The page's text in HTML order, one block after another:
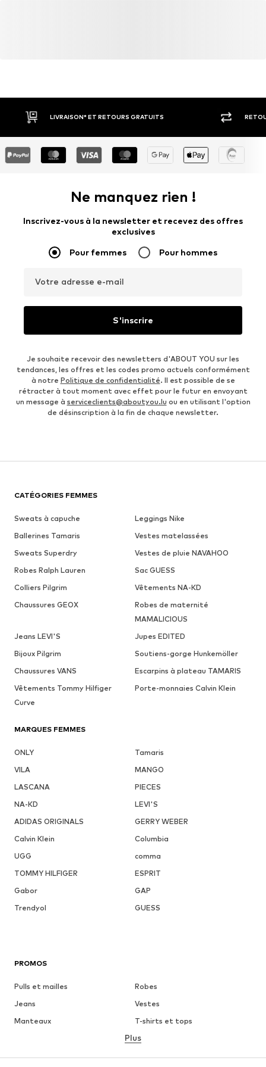
LIVRAISON* ET RETOURS GRATUITS
Ne manquez rien !
Inscrivez-vous à la newsletter et recevez des offres
exclusives
Pour femmes Pour hommes
Votre adresse e-mail
S'inscrire
Je souhaite recevoir des newsletters d'ABOUT YOU sur les
tendances, les offres et les codes promo actuels conformément
à notre Politique de confidentialité. Il est possible de se
rétracter à tout moment avec effet pour le futur en envoyant
un message à serviceclients@aboutyou.lu ou en utilisant l'option
de désinscription à la fin de chaque newsletter.
CATÉGORIES FEMMES
Sweats à capuche
Leggings Nike
Ballerines Tamaris
Vestes matelassées
Sweats Superdry
Vestes de pluie NAVAHOO
Robes Ralph Lauren
Sac GUESS
Colliers Pilgrim
Vêtements NA-KD
Chaussures GEOX
Robes de maternité
MAMALICIOUS
Jeans LEVI'S
Jupes EDITED
Bijoux Pilgrim
Soutiens-gorge Hunkemöller
Chaussures VANS
Escarpins à plateau TAMARIS
Vêtements Tommy Hilfiger
Curve
Porte-monnaies Calvin Klein
MARQUES FEMMES
ONLY
Tamaris
VILA
MANGO
LASCANA
PIECES
NA-KD
LEVI'S
ADIDAS ORIGINALS
GERRY WEBER
Calvin Klein
Columbia
UGG
comma
TOMMY HILFIGER
ESPRIT
Gabor
GAP
Trendyol
GUESS
PROMOS
Pulls et mailles
Robes
Jeans
Vestes
Manteaux
T-shirts et tops
Lingerie
Plus